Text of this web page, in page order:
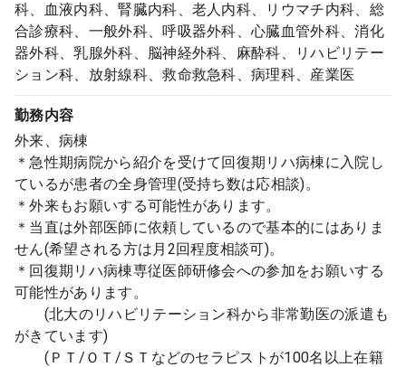
科、血液内科、腎臓内科、老人内科、リウマチ内科、総
合診療科、一般外科、呼吸器外科、心臓血管外科、消化
器外科、乳腺外科、脳神経外科、麻酔科、リハビリテー
ション科、放射線科、救命救急科、病理科、産業医
勤務内容
外来、病棟
＊急性期病院から紹介を受けて回復期リハ病棟に入院し
ているが患者の全身管理(受持ち数は応相談)。
＊外来もお願いする可能性があります。
＊当直は外部医師に依頼しているので基本的にはありま
せん(希望される方は月2回程度相談可)。
＊回復期リハ病棟専従医師研修会への参加をお願いする
可能性があります。
(北大のリハビリテーション科から非常勤医の派遣も
がきています)
(ＰＴ/ＯＴ/ＳＴなどのセラピストが100名以上在籍